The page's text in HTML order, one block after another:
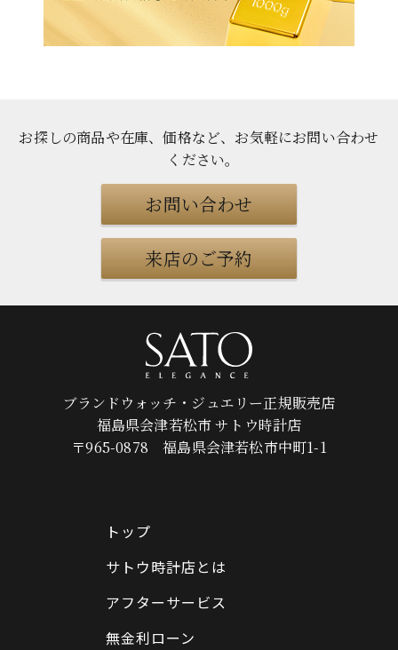
お探しの商品や在庫、価格など、お気軽にお問い合わせ
ください。
お問い合わせ
来店のご予約
ブランドウォッチ・ジュエリー正規販売店
福島県会津若松市 サトウ時計店
〒965-0878 福島県会津若松市中町1-1
トップ
サトウ時計店とは
アフターサービス
無金利ローン